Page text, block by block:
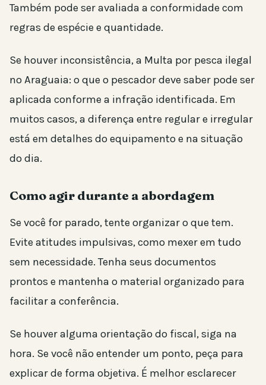
Também pode ser avaliada a conformidade com
regras de espécie e quantidade.
Se houver inconsistência, a Multa por pesca ilegal
no Araguaia: o que o pescador deve saber pode ser
aplicada conforme a infração identificada. Em
muitos casos, a diferença entre regular e irregular
está em detalhes do equipamento e na situação
do dia.
Como agir durante a abordagem
Se você for parado, tente organizar o que tem.
Evite atitudes impulsivas, como mexer em tudo
sem necessidade. Tenha seus documentos
prontos e mantenha o material organizado para
facilitar a conferência.
Se houver alguma orientação do fiscal, siga na
hora. Se você não entender um ponto, peça para
explicar de forma objetiva. É melhor esclarecer